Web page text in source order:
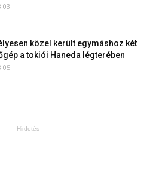
közel került egymáshoz két
a tokiói Haneda légterében
Hirdetés